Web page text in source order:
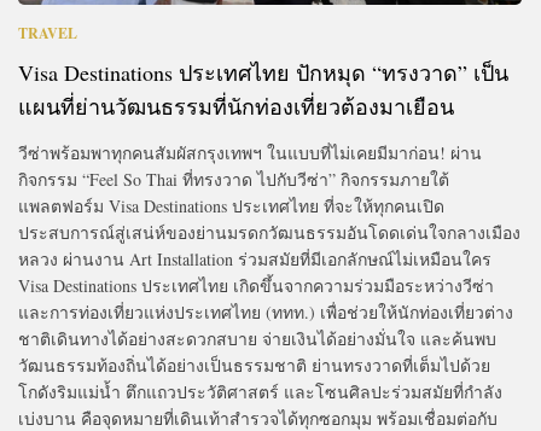
TRAVEL
Visa Destinations ประเทศไทย ปักหมุด “ทรงวาด” เป็น
แผนที่ย่านวัฒนธรรมที่นักท่องเที่ยวต้องมาเยือน
วีซ่าพร้อมพาทุกคนสัมผัสกรุงเทพฯ ในแบบที่ไม่เคยมีมาก่อน! ผ่าน
กิจกรรม “Feel So Thai ที่ทรงวาด ไปกับวีซ่า” กิจกรรมภายใต้
แพลตฟอร์ม Visa Destinations ประเทศไทย ที่จะให้ทุกคนเปิด
ประสบการณ์สู่เสน่ห์ของย่านมรดกวัฒนธรรมอันโดดเด่นใจกลางเมือง
หลวง ผ่านงาน Art Installation ร่วมสมัยที่มีเอกลักษณ์ไม่เหมือนใคร
Visa Destinations ประเทศไทย เกิดขึ้นจากความร่วมมือระหว่างวีซ่า
และการท่องเที่ยวแห่งประเทศไทย (ททท.) เพื่อช่วยให้นักท่องเที่ยวต่าง
ชาติเดินทางได้อย่างสะดวกสบาย จ่ายเงินได้อย่างมั่นใจ และค้นพบ
วัฒนธรรมท้องถิ่นได้อย่างเป็นธรรมชาติ ย่านทรงวาดที่เต็มไปด้วย
โกดังริมแม่น้ำ ตึกแถวประวัติศาสตร์ และโซนศิลปะร่วมสมัยที่กำลัง
เบ่งบาน คือจุดหมายที่เดินเท้าสำรวจได้ทุกซอกมุม พร้อมเชื่อมต่อกับ